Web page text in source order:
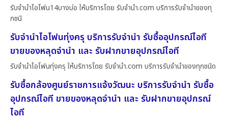
รับจำนำไอโฟน14บางบ่อ ให้บริการโดย รับจํานํา.com บริการรับจำนำของทุ
กชนิ
รับจำนำไอโฟนทุ่งครุ บริการรับจำนำ รับซื้ออุปกรณ์ไอที
ขายของหลุดจำนำ และ รับฝากขายอุปกรณ์ไอที
รับจำนำไอโฟนทุ่งครุ ให้บริการโดย รับจํานํา.com บริการรับจำนำของทุกชนิด
รับซื้อกล้องศูนย์ราชการแจ้งวัฒนะ บริการรับจำนำ รับซื้อ
อุปกรณ์ไอที ขายของหลุดจำนำ และ รับฝากขายอุปกรณ์
ไอที